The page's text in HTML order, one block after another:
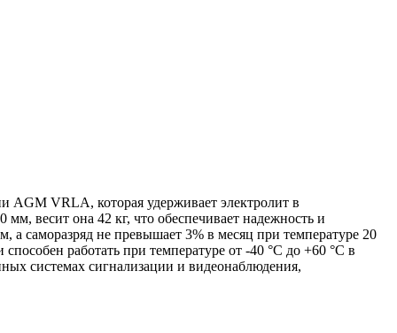
AGM VRLA, которая удерживает электролит в
весит она 42 кг, что обеспечивает надежность и
а саморазряд не превышает 3% в месяц при температуре 20
работать при температуре от -40 °C до +60 °C в
системах сигнализации и видеонаблюдения,